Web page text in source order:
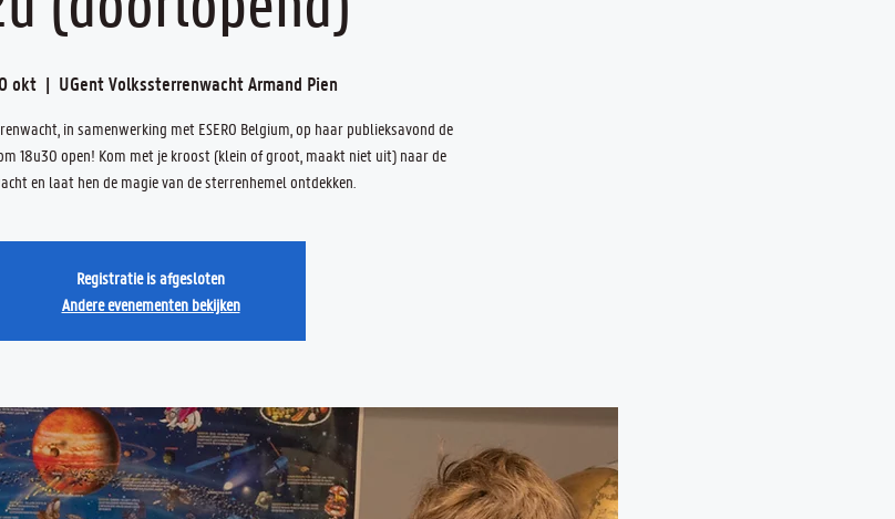
okt
  |
UGent Volkssterrenwacht Armand Pien
in samenwerking met ESERO Belgium, op haar publieksavond de
18u30 open! Kom met je kroost (klein of groot, maakt niet uit) naar de
en laat hen de magie van de sterrenhemel ontdekken.
Registratie is afgesloten
Andere evenementen bekijken